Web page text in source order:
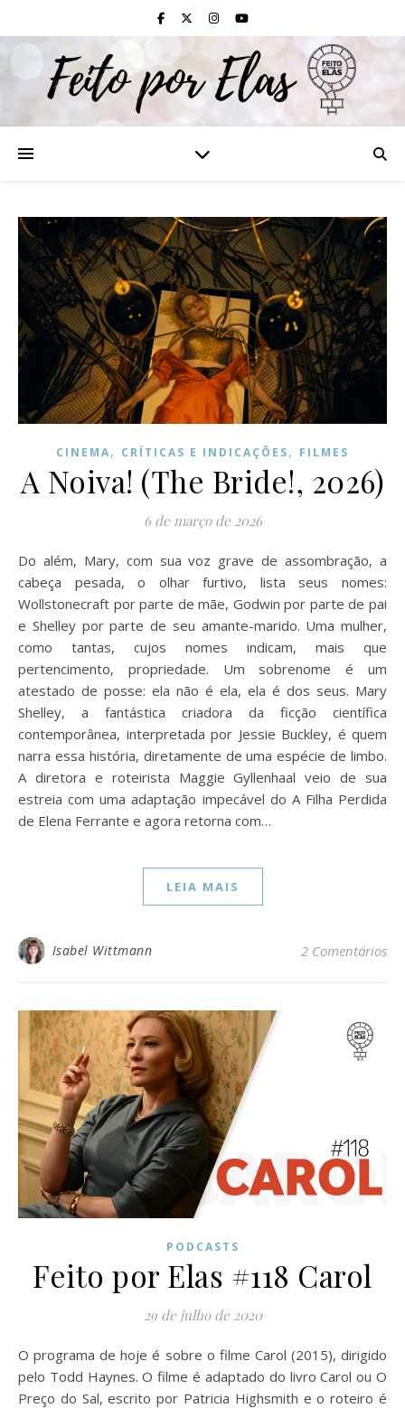
CINEMA, CRÍTICAS E INDICAÇÕES, FILMES
A Noiva! (The Bride!, 2026)
6 de março de 2026
Do além, Mary, com sua voz grave de assombração, a
cabeça pesada, o olhar furtivo, lista seus nomes:
Wollstonecraft por parte de mãe, Godwin por parte de pai
e Shelley por parte de seu amante-marido. Uma mulher,
como tantas, cujos nomes indicam, mais que
pertencimento, propriedade. Um sobrenome é um
atestado de posse: ela não é ela, ela é dos seus. Mary
Shelley, a fantástica criadora da ficção científica
contemporânea, interpretada por Jessie Buckley, é quem
narra essa história, diretamente de uma espécie de limbo.
A diretora e roteirista Maggie Gyllenhaal veio de sua
estreia com uma adaptação impecável do A Filha Perdida
de Elena Ferrante e agora retorna com…
LEIA MAIS
Isabel Wittmann 2 Comentários
PODCASTS
Feito por Elas #118 Carol
29 de julho de 2020
O programa de hoje é sobre o filme Carol (2015), dirigido
pelo Todd Haynes. O filme é adaptado do livro Carol ou O
Preço do Sal, escrito por Patricia Highsmith e o roteiro é